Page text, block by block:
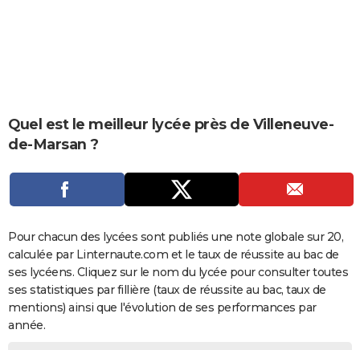
Carte de Noël
Carte Bonne année
Carte Saint-Valentin
Carte Pâques
Carte d'anniversaire
DICTIONNAIRE
Dictionnaire
Biographies
Citations
Expressions
Proverbes
COPAINS D'AVANT
FORUM
Bricolage
Lifestyle
Culture
Television
Voyage
Cinema
Quel est le meilleur lycée près de Villeneuve-
de-Marsan ?
Pour chacun des lycées sont publiés une note globale sur 20,
calculée par Linternaute.com et le taux de réussite au bac de
ses lycéens. Cliquez sur le nom du lycée pour consulter toutes
ses statistiques par fillière (taux de réussite au bac, taux de
mentions) ainsi que l'évolution de ses performances par
année.